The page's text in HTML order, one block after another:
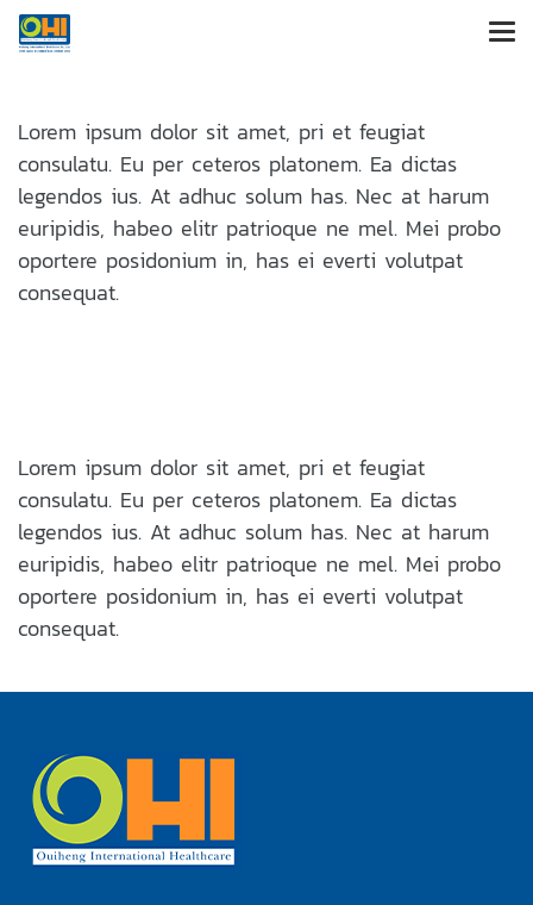
Lorem ipsum dolor sit amet, pri et feugiat
consulatu. Eu per ceteros platonem. Ea dictas
legendos ius. At adhuc solum has. Nec at harum
euripidis, habeo elitr patrioque ne mel. Mei probo
oportere posidonium in, has ei everti volutpat
consequat.
Lorem ipsum dolor sit amet, pri et feugiat
consulatu. Eu per ceteros platonem. Ea dictas
legendos ius. At adhuc solum has. Nec at harum
euripidis, habeo elitr patrioque ne mel. Mei probo
oportere posidonium in, has ei everti volutpat
consequat.